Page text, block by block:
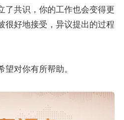
了共识，你的工作也会变得更
很好地接受，异议提出的过程
对你有所帮助。